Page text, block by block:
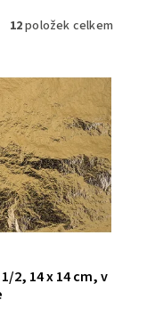
12položek celkem
2, 14 x 14 cm, v